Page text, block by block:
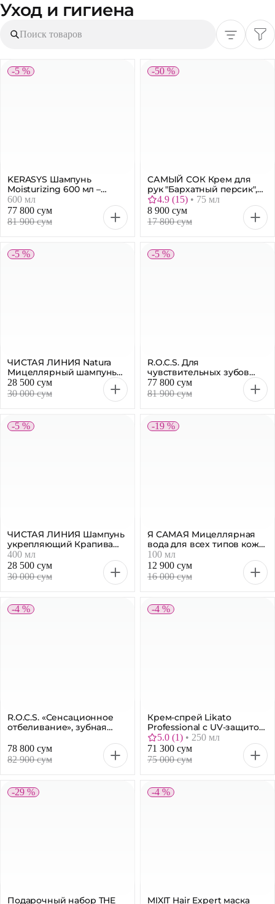
Уход и гигиена
Поиск товаров
-5 %
KERASYS Шампунь
Moisturizing 600 мл –
увлажнение и мягкость
волос
600 мл
77 800 сум
81 900 сум
-50 %
САМЫЙ СОК Крем для
рук "Бархатный персик",
75 мл
4.9 (15) • 75 мл
8 900 сум
17 800 сум
-5 %
ЧИСТАЯ ЛИНИЯ Natura
Мицеллярный шампунь
«Питание и уход» 400 мл
28 500 сум
30 000 сум
-5 %
R.O.C.S. Для
чувствительных зубов
«Мгновенный эффект»,
зубная паста, 94 г
77 800 сум
81 900 сум
-5 %
ЧИСТАЯ ЛИНИЯ Шампунь
укрепляющий Крапива
для всех типов волос, 400
мл
400 мл
28 500 сум
30 000 сум
-19 %
Я САМАЯ Мицеллярная
вода для всех типов кожи,
100 мл
100 мл
12 900 сум
16 000 сум
-4 %
R.O.C.S. «Сенсационное
отбеливание», зубная
78 800 сум
82 900 сум
-4 %
Крем-спрей Likato
Professional с UV-защитой,
17 в 1, 250 мл
5.0 (1) • 250 мл
71 300 сум
75 000 сум
-29 %
Подарочный набор THE
-4 %